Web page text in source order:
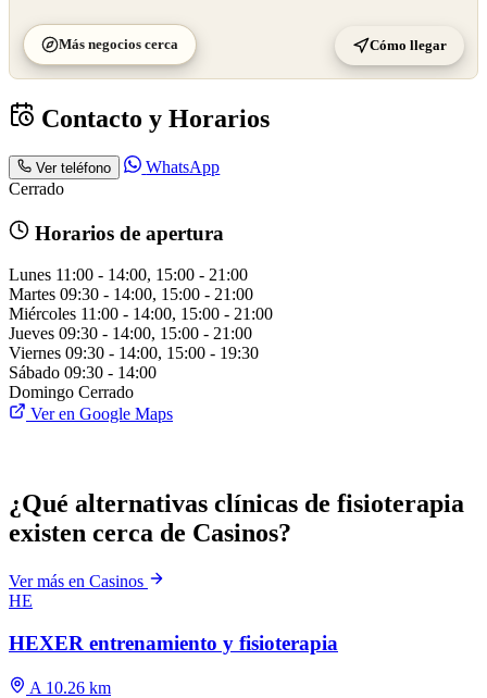
Más negocios cerca Cómo llegar
Contacto y Horarios
Ver teléfono
WhatsApp
Cerrado
Horarios de apertura
Lunes 11:00 - 14:00, 15:00 - 21:00
Martes 09:30 - 14:00, 15:00 - 21:00
Miércoles 11:00 - 14:00, 15:00 - 21:00
Jueves 09:30 - 14:00, 15:00 - 21:00
Viernes 09:30 - 14:00, 15:00 - 19:30
Sábado 09:30 - 14:00
Domingo Cerrado
Ver en Google Maps
¿Qué alternativas clínicas de fisioterapia
existen cerca de Casinos?
Ver más en Casinos
HE
HEXER entrenamiento y fisioterapia
A 10.26 km